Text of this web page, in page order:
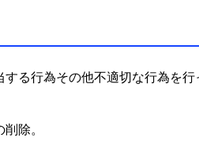
る行為その他不適切な行為を
除。